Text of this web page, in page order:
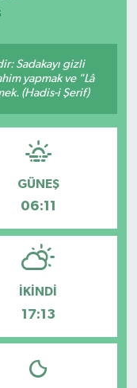
Sadakayı gizli
yapmak ve "Lâ
(Hadis-i Şerif)
GÜNEŞ
06:11
İKINDI
17:13